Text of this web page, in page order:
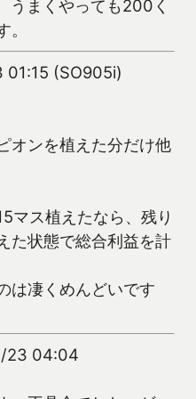
うまくやっても200く
01:15 (SO905i)
オンを植えた分だけ他
マス植えたなら、残り
た状態で総合利益を計
は凄くめんどいです
23 04:04